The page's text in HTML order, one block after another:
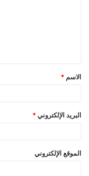
ق
*
الاسم *
البريد الإلكتروني *
الموقع الإلكتروني